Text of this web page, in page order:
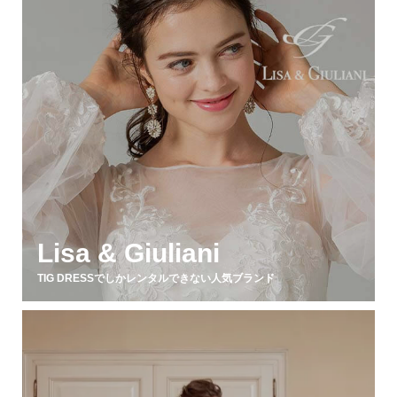
Lisa & Giuliani
TIG DRESSでしかレンタルできない人気ブランド